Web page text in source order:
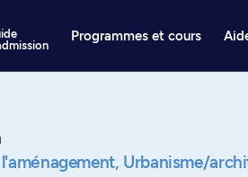
Programmes et cours
Urbanisme/